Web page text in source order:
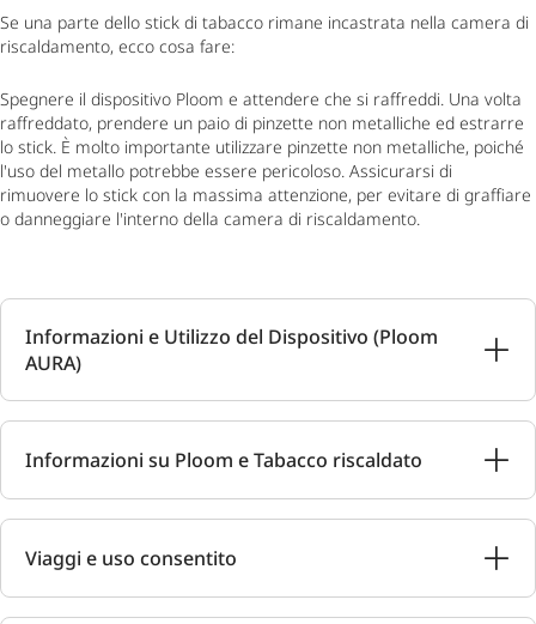
Se una parte dello stick di tabacco rimane incastrata nella camera di
riscaldamento, ecco cosa fare:
Spegnere il dispositivo Ploom e attendere che si raffreddi. Una volta
raffreddato, prendere un paio di pinzette non metalliche ed estrarre
lo stick. È molto importante utilizzare pinzette non metalliche, poiché
l'uso del metallo potrebbe essere pericoloso. Assicurarsi di
rimuovere lo stick con la massima attenzione, per evitare di graffiare
o danneggiare l'interno della camera di riscaldamento.
Informazioni e Utilizzo del Dispositivo (Ploom
AURA)
Informazioni su Ploom e Tabacco riscaldato
Viaggi e uso consentito